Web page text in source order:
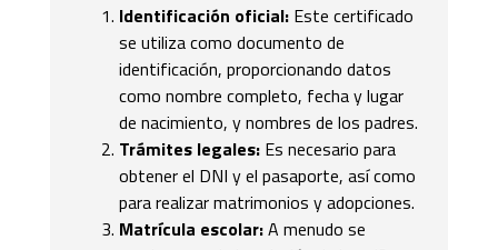
Identificación oficial: Este certificado
se utiliza como documento de
identificación, proporcionando datos
como nombre completo, fecha y lugar
de nacimiento, y nombres de los padres.
Trámites legales: Es necesario para
obtener el DNI y el pasaporte, así como
para realizar matrimonios y adopciones.
Matrícula escolar:A menudo se